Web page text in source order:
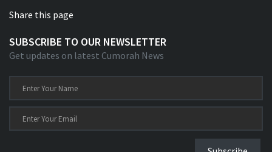
Share this page
SUBSCRIBE TO OUR NEWSLETTER
Get updates on latest Cumorah News